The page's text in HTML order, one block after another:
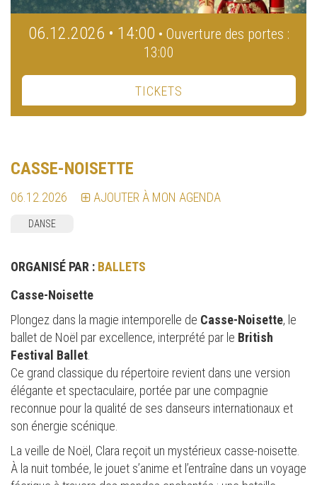
06.12.2026 • 14:00 • Ouverture des portes :
13:00
TICKETS
CASSE-NOISETTE
06.12.2026 AJOUTER À MON AGENDA
DANSE
ORGANISÉ PAR : BALLETS
Casse-Noisette
Plongez dans la magie intemporelle de Casse-Noisette, le
ballet de Noël par excellence, interprété par le British
Festival Ballet
Ce grand classique du répertoire revient dans une version
élégante et spectaculaire, portée par une compagnie
reconnue pour la qualité de ses danseurs internationaux et
son énergie scénique.
La veille de Noël, Clara reçoit un mystérieux casse-noisette.
À la nuit tombée, le jouet s’anime et l’entraîne dans un voyage